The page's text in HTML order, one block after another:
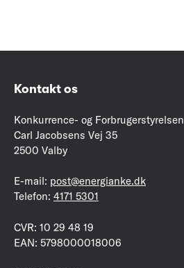
Kontakt os
Konkurrence- og Forbrugerstyrelsen
Carl Jacobsens Vej 35
2500 Valby
E-mail: post@energianke.dk
Telefon: 4171 5301
CVR: 10 29 48 19
EAN: 5798000018006